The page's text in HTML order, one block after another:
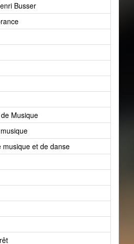
Busser
Musique
musique et de danse